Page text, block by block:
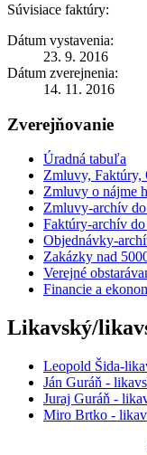
Súvisiace faktúry:
Dátum vystavenia:
23. 9. 2016
Dátum zverejnenia:
14. 11. 2016
Zverejňovanie
Úradná tabuľa
Zmluvy, Faktúry,
Zmluvy o nájme
Zmluvy-archív
Faktúry-archív
Objednávky-
Zakázky nad
Verejné
Financie a
Likavský/
Leopold Šida-
Ján Guráň -
Juraj Guráň -
Miro Brtko -